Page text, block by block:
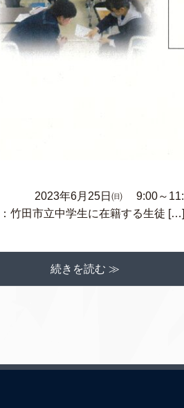
2023年6月25日㈰ 9:00～
田市立中学生に在籍する生徒 […]
続きを読む ≫